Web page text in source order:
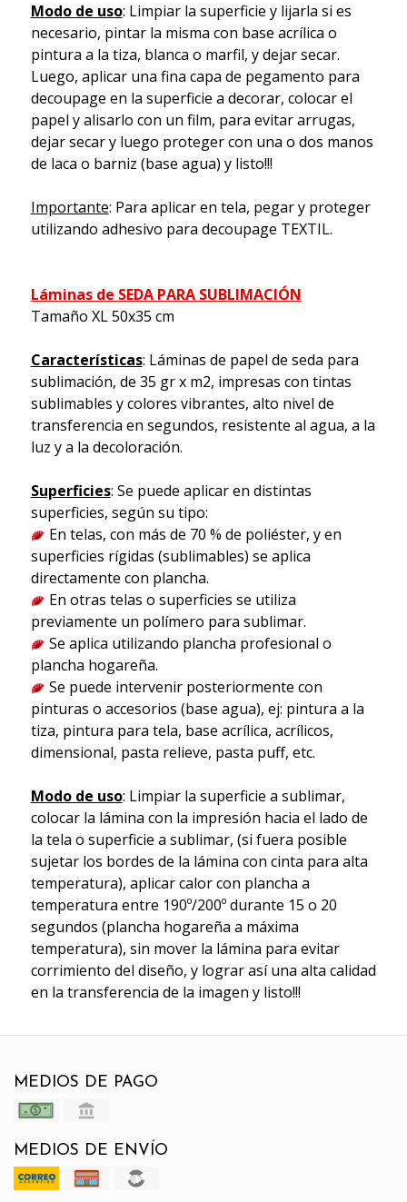
Modo de uso: Limpiar la superficie y lijarla si es
necesario, pintar la misma con base acrílica o
pintura a la tiza, blanca o marfil, y dejar secar.
Luego, aplicar una fina capa de pegamento para
decoupage en la superficie a decorar, colocar el
papel y alisarlo con un film, para evitar arrugas,
dejar secar y luego proteger con una o dos manos
de laca o barniz (base agua) y listo!!!
Importante: Para aplicar en tela, pegar y proteger
utilizando adhesivo para decoupage TEXTIL.
Láminas de SEDA PARA SUBLIMACIÓN
Tamaño XL 50x35 cm
Características: Láminas de papel de seda para
sublimación, de 35 gr x m2, impresas con tintas
sublimables y colores vibrantes, alto nivel de
transferencia en segundos, resistente al agua, a la
luz y a la decoloración.
Superficies: Se puede aplicar en distintas
superficies, según su tipo:
En telas, con más de 70 % de poliéster, y en
superficies rígidas (sublimables) se aplica
directamente con plancha.
En otras telas o superficies se utiliza
previamente un polímero para sublimar.
Se aplica utilizando plancha profesional o
plancha hogareña.
Se puede intervenir posteriormente con
pinturas o accesorios (base agua), ej: pintura a la
tiza, pintura para tela, base acrílica, acrílicos,
dimensional, pasta relieve, pasta puff, etc.
Modo de uso: Limpiar la superficie a sublimar,
colocar la lámina con la impresión hacia el lado de
la tela o superficie a sublimar, (si fuera posible
sujetar los bordes de la lámina con cinta para alta
temperatura), aplicar calor con plancha a
temperatura entre 190º/200º durante 15 o 20
segundos (plancha hogareña a máxima
temperatura), sin mover la lámina para evitar
corrimiento del diseño, y lograr así una alta calidad
en la transferencia de la imagen y listo!!!
MEDIOS DE PAGO
MEDIOS DE ENVÍO